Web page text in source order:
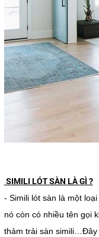
SIMILI LÓT SÀN LÀ GÌ ?
- Simili lót sàn là một
nó còn có nhiều tên gọi
thảm trải sàn simili…Đây